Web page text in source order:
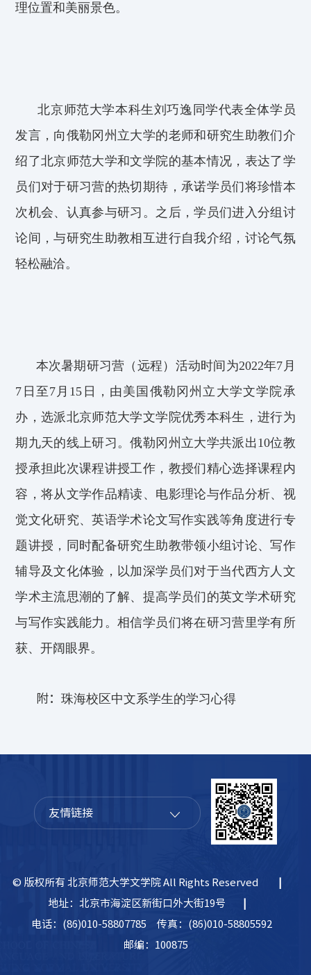
理位置和美丽景色。
北京师范大学本科生刘巧逸同学代表全体学员
发言，向俄勒冈州立大学的老师和研究生助教们介
绍了北京师范大学和文学院的基本情况，表达了学
员们对于研习营的热切期待，承诺学员们将珍惜本
次机会、 认真参与研习。 之 后，学员们进入分组讨
论间，与研究生助教相互进行自我介绍，讨论气氛
轻松融洽。
本次暑期研习营（ 远程 ）活动时间为2022年7 月
7 日至7 月 15 日，由美国俄勒冈州立大学文学院承
办，选派北京师范大学文学院优秀本科生，进行为
期九天的线上研习。俄勒冈州立大学共派出10位教
授承担此次课程讲授工作，教授们精心选择课程内
容，将从文学作品精读、电影理论与作品分析、视
觉文化研究、英语学术论文写作实践等角度进行专
题讲授，
同时配备研究生助教带领小组讨论、写作
辅导及文化体验，以加深学员们对于当代西方人文
学术主流思潮的了解、提高学员们的英文学术研究
与写作实践能力。相信学员们将在研习营里学有所
获、开阔眼界。
附： 珠海校区中文系学生的学习心得
友情链接
© 版权所有 北京师范大学文学院 All Rights Reserved
地址：北京市海淀区新街口外大街19号
电话：(86)010-58807785
传真：(86)010-58805592
邮编：100875